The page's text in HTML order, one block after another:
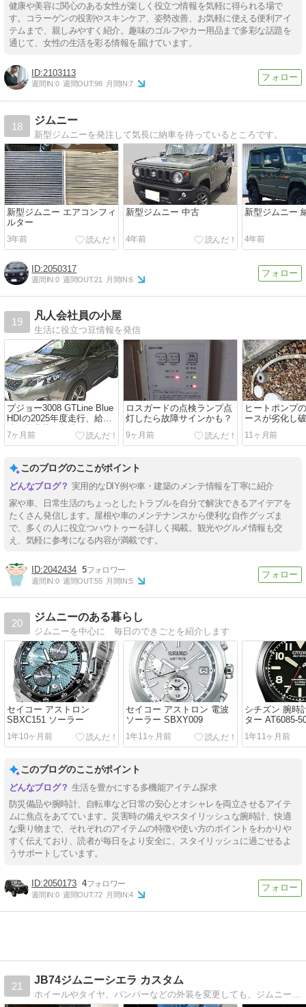
健康や美容に関心のある女性が楽しく役立つ情報を気軽に得られる場で
す。コラーゲンの役割やスキンケア、姿勢改善、お気軽に使える便利アイ
テムまで、親しみやすく紹介。趣味のゴルフやカー用品まで多彩な話題を
通じて、女性の生活を彩る情報を届けています。
2103113
週間IN:0 週間OUT:98 月間IN:7
18
ジムニー
新型ジムニーを発注して気長に納車を待っているところです。
新型ジムニー エアコンフィ
ルター
3年前
新型ジムニー 中古
4年前
新型ジムニー
4年前
2050317
週間IN:0 週間OUT:21 月間IN:6
19
凡人会社員の小屋
生活に役立つ豆情報を発信
プジョー3008 GTLine Blue
HDIの2025年度走行、給
油、燃費状況報告
7ヶ月前
ロスガードの点検ランプ点
灯したら故障サインかも？
9ヶ月前
ヒートポンプ
ースが劣化し
11ヶ月前
このブログのここがポイント
実用的なDIY例や車・建築のメンテ情報を丁寧に紹介
家や車、日常生活のちょっとしたトラブルを自分で解決できるアイデアを
たくさん発信します。屋根や車のメンテナンスから便利な自作グッズま
で、多くの人に役立つハウトゥーを詳しく掲載。観光やグルメ情報も交
え、気軽に参考になる内容が満載です。
2042434 5
週間IN:0 週間OUT:55 月間IN:5
20
ジムニーのある暮らし
ジムニーを中心に 毎日のできごとを紹介します
セイコー アストロン
SBXC151 ソーラー
1年10ヶ月前
セイコー アストロン 電波
ソーラー SBXY009
1年11ヶ月前
シチズン 腕時
ター AT6085-
1年11ヶ月前
このブログのここがポイント
生活を豊かにする多機能アイテム探求
防災備品や腕時計、自転車など日常の安心とオシャレを両立させるアイテ
ムに焦点をあてています。災害時の備えやスタイリッシュな腕時計、快適
な乗り物まで、それぞれのアイテムの特徴や使い方のポイントをわかりや
すく伝えており、読者が毎日をより安全に、スタイリッシュに過ごせるよ
うサポートしています。
2050173 4
週間IN:0 週間OUT:72 月間IN:4
21
JB74ジムニーシエラ カスタム
ホイールやタイヤ、バンパーなどの外装を変更しても、ジムニーのかわいらしさを残しつつ、良い感じにジムニーシエラをカスタムするのが目標。 費用はなるべくかけず、普段乗りから軽い林道まで、気軽に楽しく楽しめる74のジムニーシエラ作りを目指します。